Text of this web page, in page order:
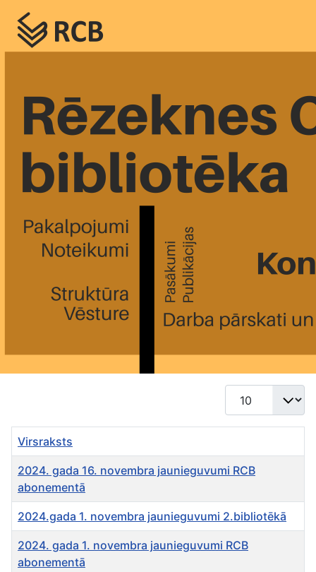
Rādīt #
Virsraksts
2024. gada 16. novembra jaunieguvumi RCB
abonementā
2024.gada 1. novembra jaunieguvumi 2.bibliotēkā
2024. gada 1. novembra jaunieguvumi RCB
abonementā